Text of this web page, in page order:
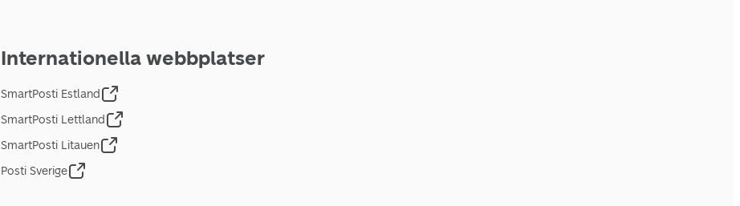
Internationella webbplatser
SmartPosti Estland
SmartPosti Lettland
SmartPosti Litauen
Posti Sverige